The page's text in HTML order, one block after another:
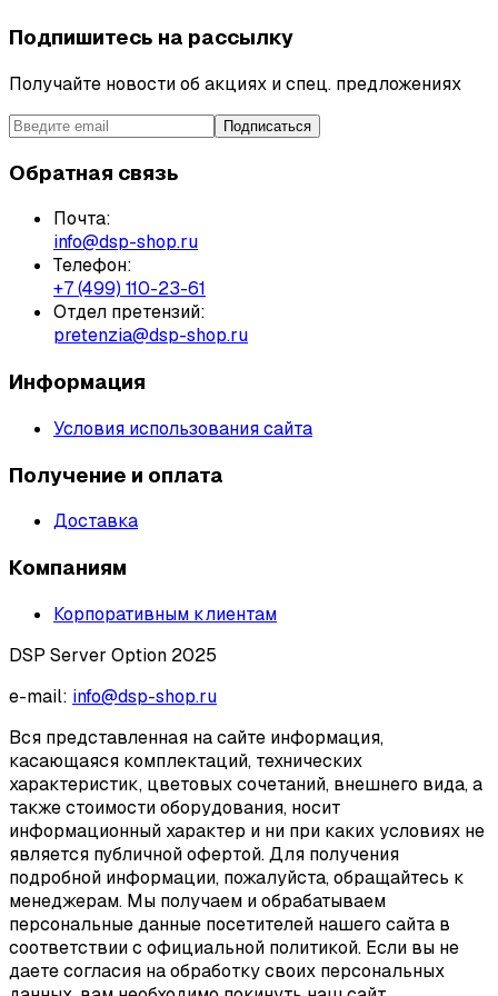
Подпишитесь на рассылку
Получайте новости об акциях и спец. предложениях
Подписаться
Обратная связь
Почта:
info@dsp-shop.ru
Телефон:
+7 (499) 110-23-61
Отдел претензий:
pretenzia@dsp-shop.ru
Информация
Условия использования сайта
Получение и оплата
Доставка
Компаниям
Корпоративным клиентам
DSP Server Option 2025
e-mail: info@dsp-shop.ru
Вся представленная на сайте информация,
касающаяся комплектаций, технических
характеристик, цветовых сочетаний, внешнего вида, а
также стоимости оборудования, носит
информационный характер и ни при каких условиях не
является публичной офертой. Для получения
подробной информации, пожалуйста, обращайтесь к
менеджерам. Мы получаем и обрабатываем
персональные данные посетителей нашего сайта в
соответствии с официальной политикой. Если вы не
даете согласия на обработку своих персональных